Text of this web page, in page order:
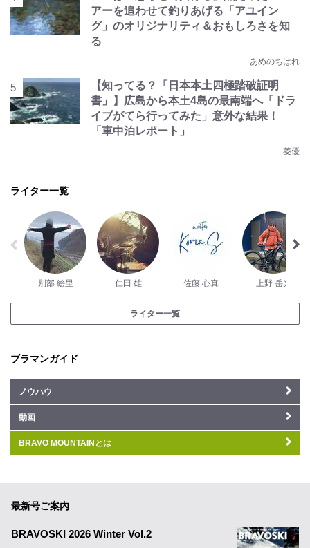
アーを追わせて釣りあげる「アユイン
グ」のオリジナリティ＆おもしろさを知
る
あめのちはれ
【知ってる？「日本本土四極踏破証明
書」】広島から本土4島の最南端へ「ドラ
イブがてら行ってみた」意外な結果！
「車中泊レポート」
菱優
ライター一覧
別部 絵里 仁田 雄 佐藤 心真 上野 岳光
ライター一覧
ブラマンガイド
ノウハウ
動画
BRAVO MOUNTAINとは
最新号ご案内
BRAVOSKI 2026 Winter Vol.2